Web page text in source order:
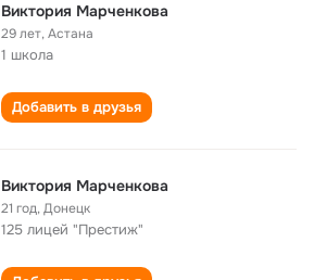
Виктория Марченкова
29 лет,Астана
1 школа
Добавить в друзья
Виктория Марченкова
21 год,Донецк
125 лицей "Престиж"